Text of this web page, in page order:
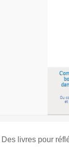
Des livres pour